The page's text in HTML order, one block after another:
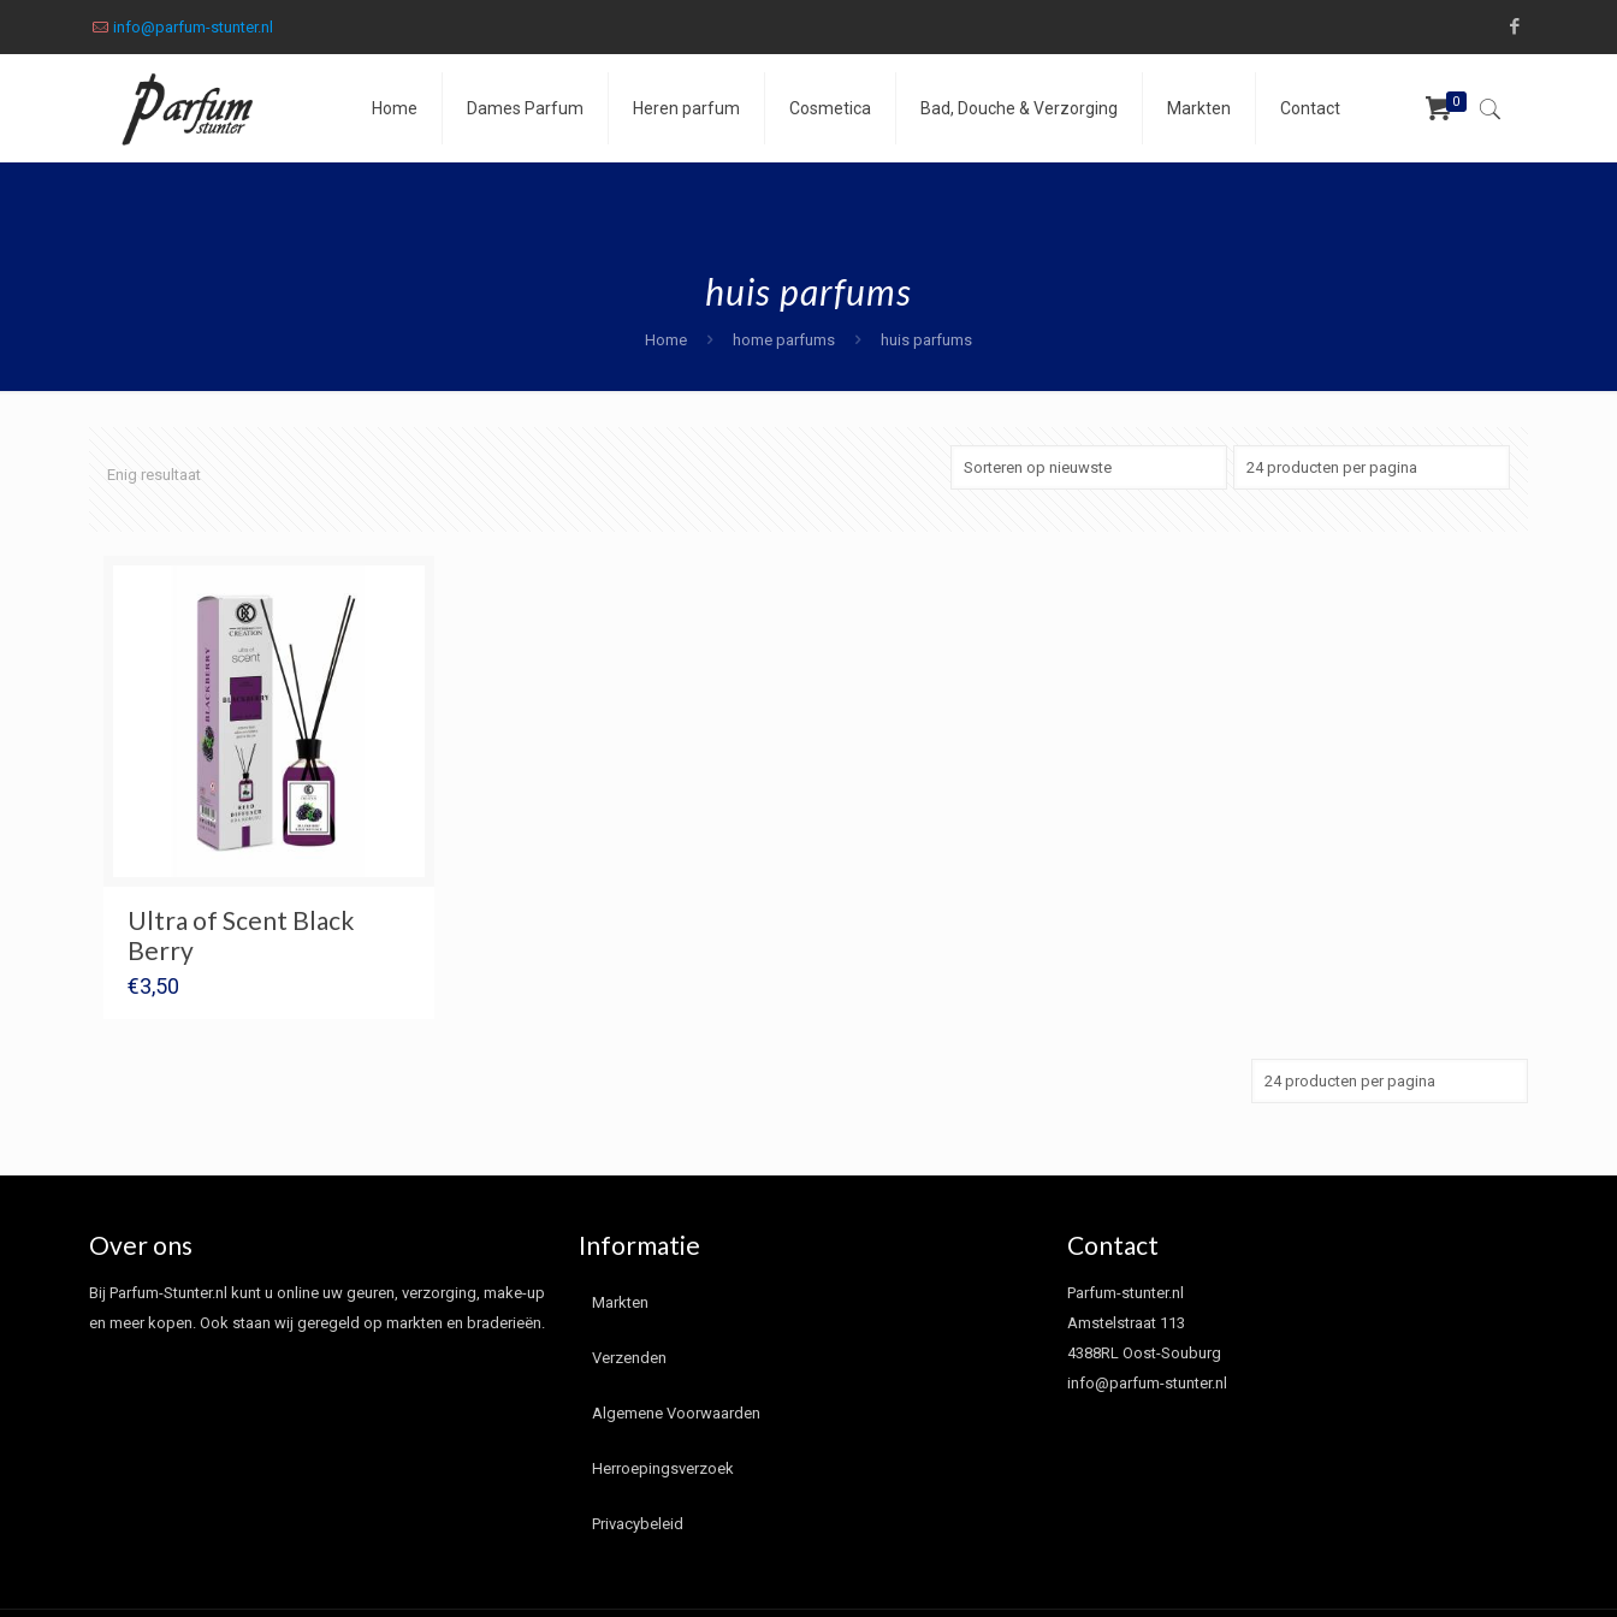
info@parfum-stunter.nl
Home Dames Parfum Heren parfum Cosmetica Bad, Douche & Verzorging Markten Contact 0
huis parfums
Home home parfums huis parfums
Enig resultaat
Ultra of Scent Black
Berry
€3,50
Over ons
Bij Parfum-Stunter.nl kunt u online uw geuren, verzorging, make-up
en meer kopen. Ook staan wij geregeld op markten en braderieën.
Informatie
Markten
Verzenden
Algemene Voorwaarden
Herroepingsverzoek
Privacybeleid
Contact
Parfum-stunter.nl
Amstelstraat 113
4388RL Oost-Souburg
info@parfum-stunter.nl